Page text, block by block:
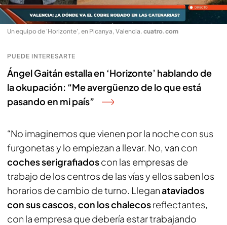
Un equipo de 'Horizonte', en Picanya, Valencia. cuatro.com
PUEDE INTERESARTE
Ángel Gaitán estalla en ‘Horizonte’ hablando de
la okupación: “Me avergüenzo de lo que está
pasando en mi país”
“No imaginemos que vienen por la noche con sus
furgonetas y lo empiezan a llevar. No, van con
coches serigrafiadoscon las empresas de
trabajo de los centros de las vías y ellos saben los
horarios de cambio de turno. Lleganataviados
con sus cascos, con los chalecosreflectantes,
con la empresa que debería estar trabajando